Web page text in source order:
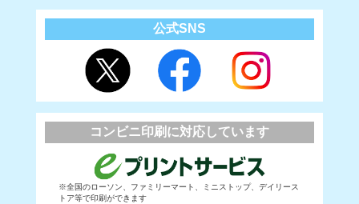
公式SNS
コンビニ印刷に対応しています
※全国のローソン、ファミリーマート、ミニストップ、デイリース
トア等で印刷ができます